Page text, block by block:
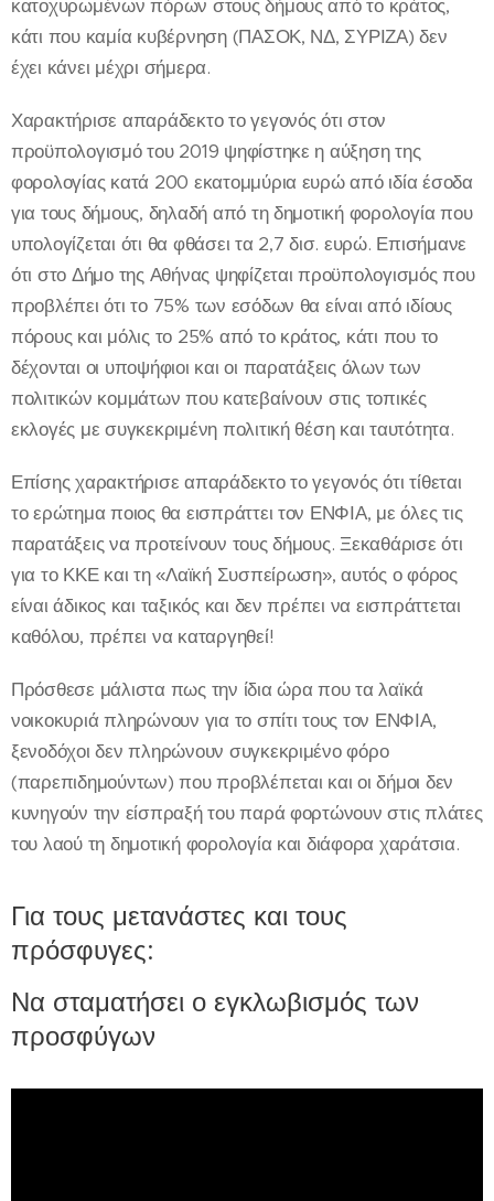
κατοχυρωμένων πόρων στους δήμους από το κράτος,
κάτι που καμία κυβέρνηση (ΠΑΣΟΚ, ΝΔ, ΣΥΡΙΖΑ) δεν
έχει κάνει μέχρι σήμερα.
Χαρακτήρισε απαράδεκτο το γεγονός ότι στον
προϋπολογισμό του 2019 ψηφίστηκε η αύξηση της
φορολογίας κατά 200 εκατομμύρια ευρώ από ιδία έσοδα
για τους δήμους, δηλαδή από τη δημοτική φορολογία που
υπολογίζεται ότι θα φθάσει τα 2,7 δισ. ευρώ. Επισήμανε
ότι στο Δήμο της Αθήνας ψηφίζεται προϋπολογισμός που
προβλέπει ότι το 75% των εσόδων θα είναι από ιδίους
πόρους και μόλις το 25% από το κράτος, κάτι που το
δέχονται οι υποψήφιοι και οι παρατάξεις όλων των
πολιτικών κομμάτων που κατεβαίνουν στις τοπικές
εκλογές με συγκεκριμένη πολιτική θέση και ταυτότητα.
Επίσης χαρακτήρισε απαράδεκτο το γεγονός ότι τίθεται
το ερώτημα ποιος θα εισπράττει τον ΕΝΦΙΑ, με όλες τις
παρατάξεις να προτείνουν τους δήμους. Ξεκαθάρισε ότι
για το ΚΚΕ και τη «Λαϊκή Συσπείρωση», αυτός ο φόρος
είναι άδικος και ταξικός και δεν πρέπει να εισπράττεται
καθόλου, πρέπει να καταργηθεί!
Πρόσθεσε μάλιστα πως την ίδια ώρα που τα λαϊκά
νοικοκυριά πληρώνουν για το σπίτι τους τον ΕΝΦΙΑ,
ξενοδόχοι δεν πληρώνουν συγκεκριμένο φόρο
(παρεπιδημούντων) που προβλέπεται και οι δήμοι δεν
κυνηγούν την είσπραξή του παρά φορτώνουν στις πλάτες
του λαού τη δημοτική φορολογία και διάφορα χαράτσια.
Για τους μετανάστες και τους
πρόσφυγες:
Να σταματήσει ο εγκλωβισμός των
προσφύγων